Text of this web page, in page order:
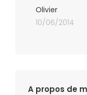
Olivier
10/06/2014
A propos de